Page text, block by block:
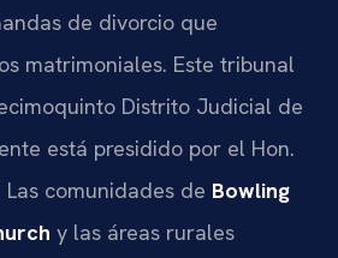
de divorcio que
matrimoniales. Este tribunal
Distrito Judicial de
está presidido por el Hon.
comunidades de Bowling
y las áreas rurales